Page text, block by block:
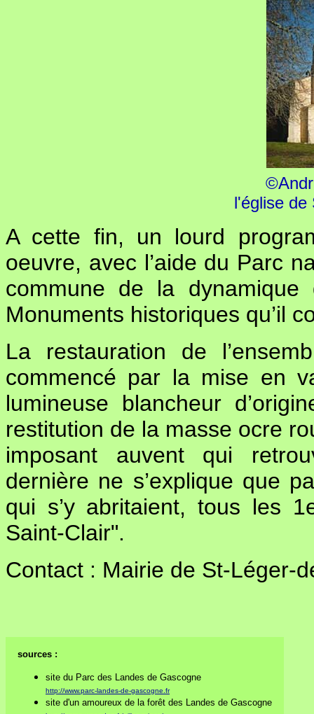
l'église de
A cette fin, un lourd
oeuvre, avec l’aide du Parc
commune de la
Monuments historiques qu’il
La restauration de
commencé par la mise en
lumineuse blancheur
restitution de la masse ocre
imposant auvent qui
dernière ne s’explique que
qui s’y abritaient, tous les
Saint-Clair".
Contact : Mairie de St-Léger-
sources :
site du Parc des Landes de Gascogne
http://www.parc-landes-de-gascogne.fr
site d'un amoureux de la forêt des Landes de Gascogne